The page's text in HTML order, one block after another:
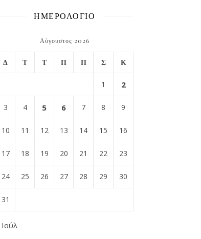
ΗΜΕΡΟΛΟΓΙΟ
Αύγουστος 2026
Δ Τ Τ Π Π Σ Κ
1 2
3 4 5 6 7 8 9
10 11 12 13 14 15 16
17 18 19 20 21 22 23
24 25 26 27 28 29 30
31
Ιούλ